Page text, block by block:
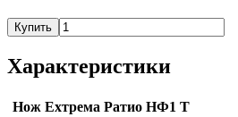
Купить
Характеристики
Нож Ехтрема Ратио НФ1 Т